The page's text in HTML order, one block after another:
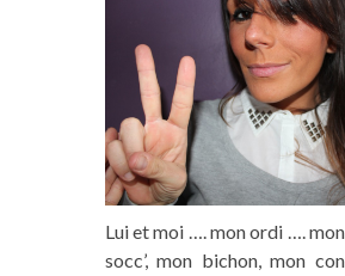
Lui et moi …. mon ordi ….
socc’, mon bichon, mon